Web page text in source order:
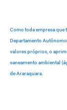
Como toda empresa
Departamento Autônomo
valores próprios, o
saneamento ambiental
de Araraquara.